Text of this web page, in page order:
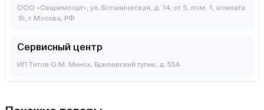
ООО «Сваримпорт», ул. Ботаническая, д. 14, эт. 5, пом. 1, комната
15, г. Москва, РФ
Сервисный центр
ИП Титов О.М. Минск, Брилевский тупик, д. 55А